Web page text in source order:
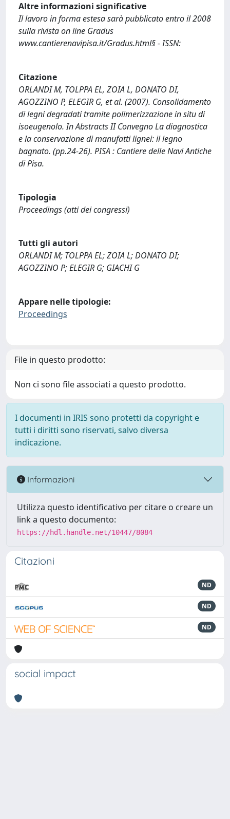
Altre informazioni significative
Il lavoro in forma estesa sarà pubblicato entro il 2008
sulla rivista on line Gradus
www.cantierenavipisa.it/Gradus.html§ - ISSN:
Citazione
ORLANDI M, TOLPPA EL, ZOIA L, DONATO DI,
AGOZZINO P, ELEGIR G, et al. (2007). Consolidamento
di legni degradati tramite polimerizzazione in situ di
isoeugenolo. In Abstracts II Convegno La diagnostica
e la conservazione di manufatti lignei: il legno
bagnato. (pp.24-26). PISA : Cantiere delle Navi Antiche
di Pisa.
Tipologia
Proceedings (atti dei congressi)
Tutti gli autori
ORLANDI M; TOLPPA EL; ZOIA L; DONATO DI;
AGOZZINO P; ELEGIR G; GIACHI G
Appare nelle tipologie:
Proceedings
File in questo prodotto:
Non ci sono file associati a questo prodotto.
I documenti in IRIS sono protetti da copyright e
tutti i diritti sono riservati, salvo diversa
indicazione.
Informazioni
Utilizza questo identificativo per citare o creare un
link a questo documento:
https://hdl.handle.net/10447/8084
Citazioni
ND
ND
ND
social impact